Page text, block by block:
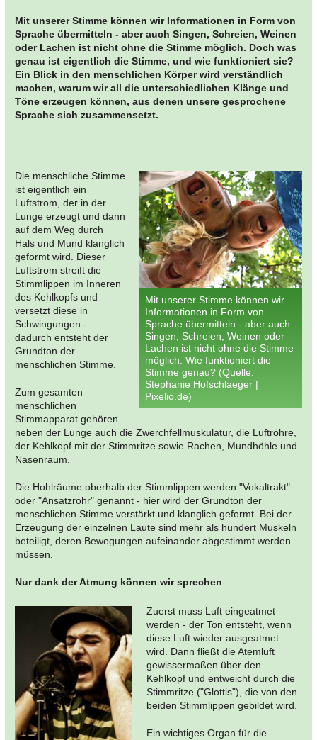
Mit unserer Stimme können wir Informationen in Form von
Sprache übermitteln - aber auch Singen, Schreien, Weinen
oder Lachen ist nicht ohne die Stimme möglich. Doch was
genau ist eigentlich die Stimme, und wie funktioniert sie?
Ein Blick in den menschlichen Körper wird verständlich
machen, warum wir all die unterschiedlichen Klänge und
Töne erzeugen können, aus denen unsere gesprochene
Sprache sich zusammensetzt.
Mit unserer Stimme können wir
Informationen in Form von
Sprache übermitteln - aber auch
Singen, Schreien, Weinen oder
Lachen ist nicht ohne die Stimme
möglich. Wie funktioniert die
Stimme genau? (Quelle:
Stephanie Hofschlaeger |
Pixelio.de)
Die menschliche Stimme
ist eigentlich ein
Luftstrom, der in der
Lunge erzeugt und dann
auf dem Weg durch
Hals und Mund klanglich
geformt wird. Dieser
Luftstrom streift die
Stimmlippen im Inneren
des Kehlkopfs und
versetzt diese in
Schwingungen -
dadurch entsteht der
Grundton der
menschlichen Stimme.
Zum gesamten
menschlichen
Stimmapparat gehören
neben der Lunge auch die Zwerchfellmuskulatur, die Luftröhre,
der Kehlkopf mit der Stimmritze sowie Rachen, Mundhöhle und
Nasenraum.
Die Hohlräume oberhalb der Stimmlippen werden "Vokaltrakt"
oder "Ansatzrohr" genannt - hier wird der Grundton der
menschlichen Stimme verstärkt und klanglich geformt. Bei der
Erzeugung der einzelnen Laute sind mehr als hundert Muskeln
beteiligt, deren Bewegungen aufeinander abgestimmt werden
müssen.
Nur dank der Atmung können wir sprechen
Zuerst muss Luft eingeatmet
werden - der Ton entsteht, wenn
diese Luft wieder ausgeatmet
wird. Dann fließt die Atemluft
gewissermaßen über den
Kehlkopf und entweicht durch die
Stimmritze ("Glottis"), die von den
beiden Stimmlippen gebildet wird.
Ein wichtiges Organ für die